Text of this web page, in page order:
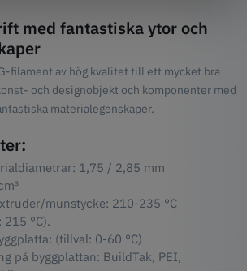
med fantastiska ytor och
filament av hög kvalitet till ett mycket bra
och designobjekt och komponenter med
materialegenskaper.
1,75 / 2,85 mm
munstycke: 210-235 °C
°C).
(tillval: 0-60 °C)
på byggplattan: BuildTak, PEI,